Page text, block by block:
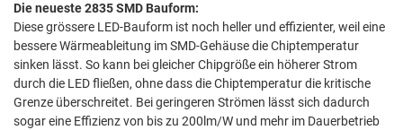
Die neueste 2835 SMD Bauform:
Diese grössere LED-Bauform ist noch heller und effizienter, weil eine
bessere Wärmeableitung im SMD-Gehäuse die Chiptemperatur
sinken lässt. So kann bei gleicher Chipgröße ein höherer Strom
durch die LED fließen, ohne dass die Chiptemperatur die kritische
Grenze überschreitet. Bei geringeren Strömen lässt sich dadurch
sogar eine Effizienz von bis zu 200lm/W und mehr im Dauerbetrieb